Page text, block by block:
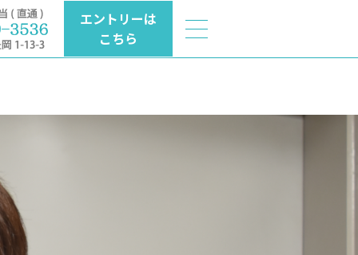
エントリーは
こちら